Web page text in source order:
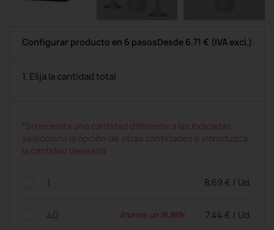
Configurar producto en 6 pasosDesde 6,71 € (IVA excl.)
1. Elija la cantidad total
*Si necesita una cantidad diferente a las indicadas,
selecciona la opción de otras cantidades e introduzca
la cantidad deseada
1 8,69 € / Ud.
40 Ahorras un 16,88% 7,44 € / Ud.